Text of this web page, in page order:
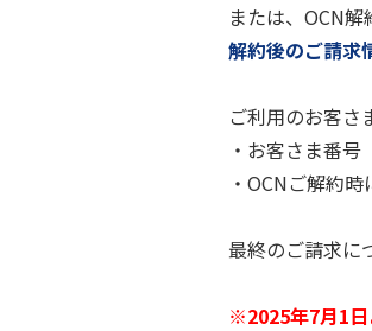
または、OCN
解約後のご請求
ご利用のお客さ
・お客さま番
・OCNご解約
最終のご請求に
※2025年7月1日